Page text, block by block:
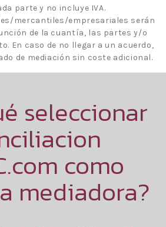
parte y no incluye IVA.
mercantiles/empresariales serán
de la cuantía, las partes y/o
En caso de no llegar a un acuerdo,
de mediación sin coste adicional.
seleccionar
como
mediadora?